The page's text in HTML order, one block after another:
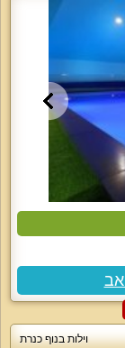
וילות בנוף כנרת